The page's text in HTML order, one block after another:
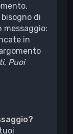
bisogno di
in
, Puoi